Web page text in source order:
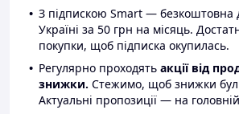
З підпискою Smart — безкоштовна
Україні за 50 грн на місяць.
покупки, щоб підписка окупилась.
Регулярно проходять акції від
знижки. Стежимо, щоб знижки
Актуальні пропозиції — на